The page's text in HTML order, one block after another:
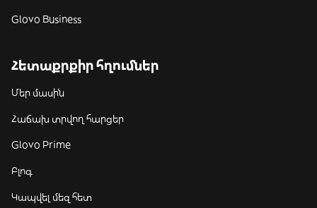
Glovo Business
Հետաքրքիր հղումներ
Մեր մասին
Հաճախ տրվող հարցեր
Glovo Prime
Բլոգ
Կապվել մեզ հետ